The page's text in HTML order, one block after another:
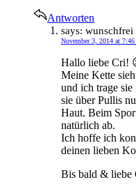
Antworten
says: wunschfrei
November 3, 2014 at 7:46
Hallo liebe Cri!
Meine Kette
und ich trage sie
sie über Pullis
Haut. Beim
natürlich ab.
Ich hoffe ich
deinen lieben
Bis bald & liebe